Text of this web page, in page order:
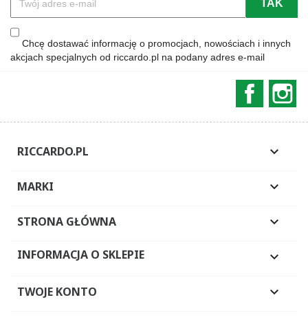
Chcę dostawać informację o promocjach, nowościach i innych
akcjach specjalnych od riccardo.pl na podany adres e-mail
RICCARDO.PL 
MARKI 
STRONA GŁÓWNA 
INFORMACJA O SKLEPIE 
TWOJE KONTO 